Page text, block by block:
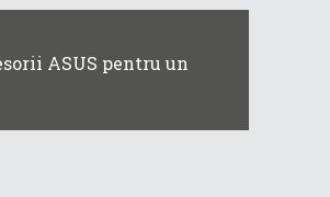
ASUS pentru un